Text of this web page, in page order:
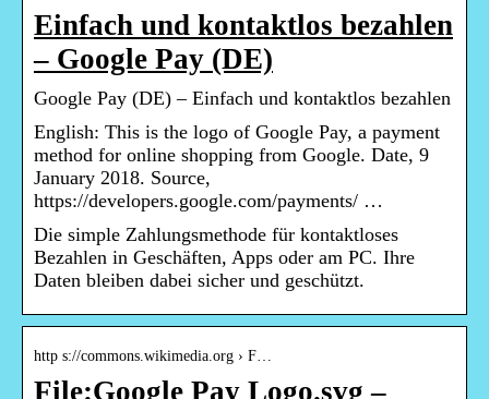
Einfach und kontaktlos bezahlen
– Google Pay (DE)
Google Pay (DE) – Einfach und kontaktlos bezahlen
English: This is the logo of Google Pay, a payment
method for online shopping from Google. Date, 9
January 2018. Source,
https://developers.google.com/payments/ …
Die simple Zahlungsmethode für kontaktloses
Bezahlen in Geschäften, Apps oder am PC. Ihre
Daten bleiben dabei sicher und geschützt.
http s://commons.wikimedia.org › F…
File:Google Pay Logo.svg –